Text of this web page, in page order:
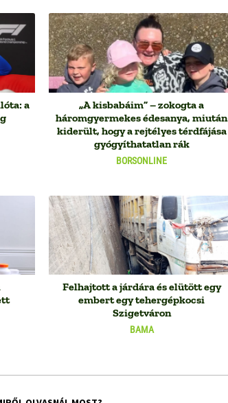
a
BORSONLINE
„A kisbabáim” – zokogta a
háromgyermekes édesanya, miután
kiderült, hogy a rejtélyes térdfájása
gyógyíthatatlan rák
BAMA
Felhajtott a járdára és elütött egy
embert egy tehergépkocsi
Szigetváron